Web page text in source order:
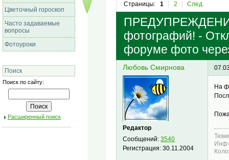
Цветочный гороскоп
Часто задаваемые
вопросы
Фотоуроки
Поиск
Поиск по сайту:
Расширенный поиск
Страницы: 1 2 След.
фотографий! -
форуме фото
Любовь Смирнова
Редактор
Сообщений:3540
Регистрация:30.11.2004
На